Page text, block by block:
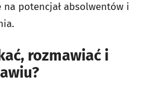
na potencjał absolwentów i
rozmawiać i